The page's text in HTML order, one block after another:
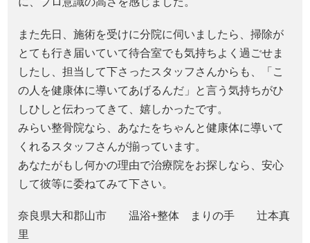
また先日、施術を受けに分院に伺いましたら、掃除が
とても行き届いていて待合室でも気持ちよく過ごせま
したし、担当して下さったスタッフさんからも、「こ
の人を健康体に導いてあげるんだ」と言う気持ちがひ
しひしと伝わってきて、嬉しかったです。
みらい整骨院なら、あなたをちゃんと健康体に導いて
くれるスタッフさんが揃っています。
あなたがもし何かの理由で治療院をお探しなら、安心
して彼等に委ねてみて下さい。
奈良県大和郡山市 温浴+整体 まりの手 辻本真
里